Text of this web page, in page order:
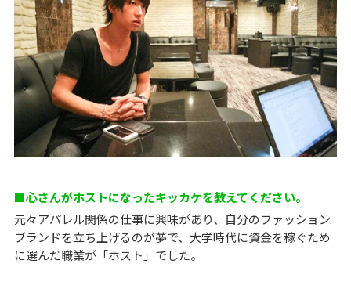
■心さんがホストになったキッカケを教えてください。
元々アパレル関係の仕事に興味があり、自分のファッション
ブランドを立ち上げるのが夢で、大学時代に資金を稼ぐため
に選んだ職業が「ホスト」でした。